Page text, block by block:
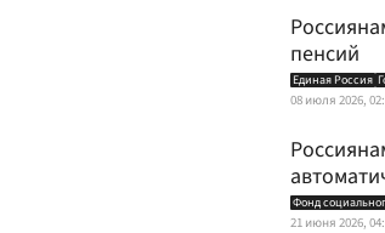
пенсий
Единая Россия
08 июля 2026,
Фонд
21 июня 2026,